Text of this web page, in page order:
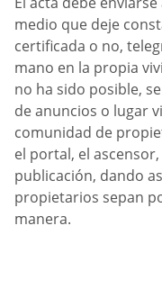
medio que deje
certificada o no,
mano en la propia
no ha sido posible,
de anuncios o lugar
comunidad de
el portal, el
publicación, dando
propietarios sepan
manera.